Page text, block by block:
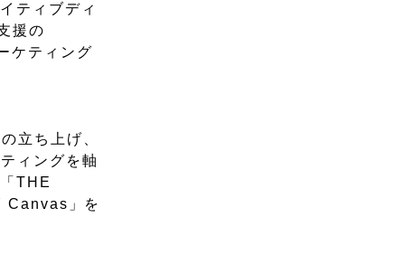
ティブディ
援の
ケティング
立ち上げ、
ィングを軸
THE
Canvas」を